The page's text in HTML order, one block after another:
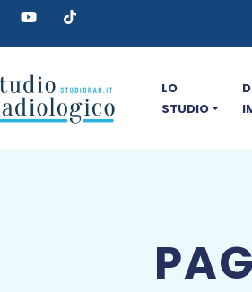
LO
STUDIO